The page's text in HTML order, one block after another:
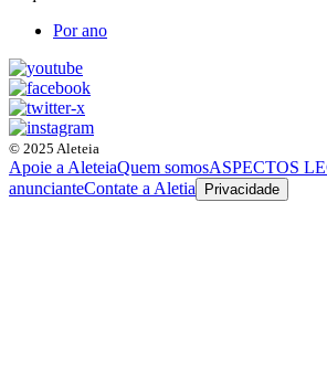
Por ano
© 2025 Aleteia
Apoie a AleteiaQuem somosASPECTOS
anuncianteContate a Aletia Privacidade